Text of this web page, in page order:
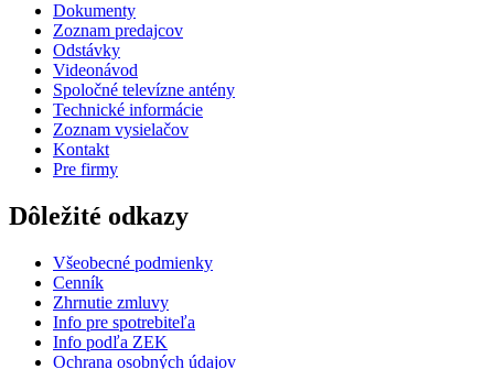
Dokumenty
Zoznam predajcov
Odstávky
Videonávod
Spoločné televízne antény
Technické informácie
Zoznam vysielačov
Kontakt
Pre firmy
Dôležité odkazy
Všeobecné podmienky
Cenník
Zhrnutie zmluvy
Info pre spotrebiteľa
Info podľa ZEK
Ochrana osobných údajov